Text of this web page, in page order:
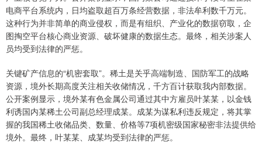
电商平台系统内，日均盗取超百万条经营数据，非法牟利数千万元。
这种行为并非简单的商业侵权，而是有组织、产业化的数据窃取，企
图掏空平台核心商业资源、破坏健康的数据生态。最终，相关涉案人
员均受到法律的严惩。
关键矿产信息的“机密套取”。稀土是关乎高端制造、国防军工的战略
资源，境外长期高度关注相关收储情况，千方百计获取我内部数据。
公开案例显示，境外某有色金属公司通过其中方雇员叶某某，以金钱
利诱国内某稀土公司副总经理成某。成某为谋私利违反规定，将其掌
握的我国稀土收储品类、数量、价格等7项机密级国家秘密非法提供给
境外。最终，叶某某、成某均受到法律的严惩。